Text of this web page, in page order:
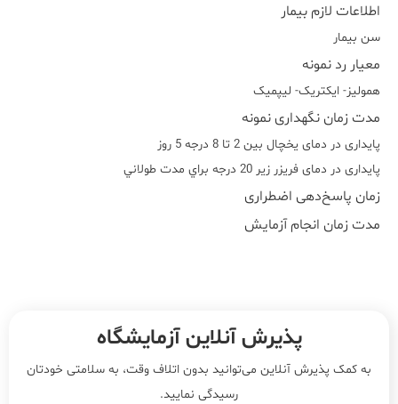
اطلاعات لازم بیمار
سن بیمار
معیار رد نمونه
هموليز- ايکتريک- ليپميک
مدت زمان نگهداری نمونه
پایداری در دمای یخچال بین 2 تا 8 درجه 5 روز
پایداری در دمای فریزر زیر 20 درجه براي مدت طولاني
زمان پاسخ‌دهی اضطراری
مدت زمان انجام آزمایش
پذیرش آنلاین آزمایشگاه
به کمک پذیرش آنلاین می‌توانید بدون اتلاف وقت، به سلامتی خودتان
رسیدگی نمایید.